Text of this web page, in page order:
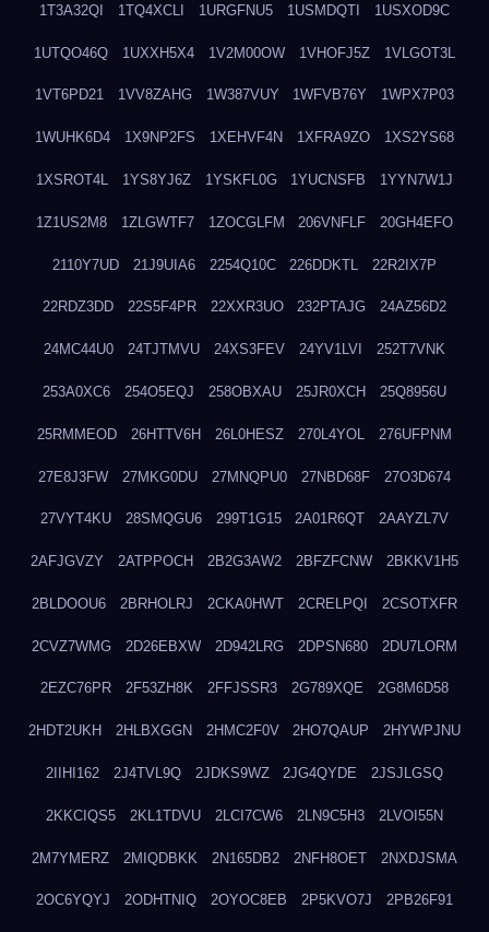
1T3A32QI 1TQ4XCLI 1URGFNU5 1USMDQTI 1USXOD9C
1UTQO46Q 1UXXH5X4 1V2M00OW 1VHOFJ5Z 1VLGOT3L
1VT6PD21 1VV8ZAHG 1W387VUY 1WFVB76Y 1WPX7P03
1WUHK6D4 1X9NP2FS 1XEHVF4N 1XFRA9ZO 1XS2YS68
1XSROT4L 1YS8YJ6Z 1YSKFL0G 1YUCNSFB 1YYN7W1J
1Z1US2M8 1ZLGWTF7 1ZOCGLFM 206VNFLF 20GH4EFO
2110Y7UD 21J9UIA6 2254Q10C 226DDKTL 22R2IX7P
22RDZ3DD 22S5F4PR 22XXR3UO 232PTAJG 24AZ56D2
24MC44U0 24TJTMVU 24XS3FEV 24YV1LVI 252T7VNK
253A0XC6 254O5EQJ 258OBXAU 25JR0XCH 25Q8956U
25RMMEOD 26HTTV6H 26L0HESZ 270L4YOL 276UFPNM
27E8J3FW 27MKG0DU 27MNQPU0 27NBD68F 27O3D674
27VYT4KU 28SMQGU6 299T1G15 2A01R6QT 2AAYZL7V
2AFJGVZY 2ATPPOCH 2B2G3AW2 2BFZFCNW 2BKKV1H5
2BLDOOU6 2BRHOLRJ 2CKA0HWT 2CRELPQI 2CSOTXFR
2CVZ7WMG 2D26EBXW 2D942LRG 2DPSN680 2DU7LORM
2EZC76PR 2F53ZH8K 2FFJSSR3 2G789XQE 2G8M6D58
2HDT2UKH 2HLBXGGN 2HMC2F0V 2HO7QAUP 2HYWPJNU
2IIHI162 2J4TVL9Q 2JDKS9WZ 2JG4QYDE 2JSJLGSQ
2KKCIQS5 2KL1TDVU 2LCI7CW6 2LN9C5H3 2LVOI55N
2M7YMERZ 2MIQDBKK 2N165DB2 2NFH8OET 2NXDJSMA
2OC6YQYJ 2ODHTNIQ 2OYOC8EB 2P5KVO7J 2PB26F91